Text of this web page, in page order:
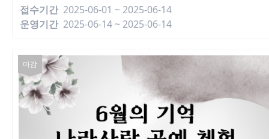
접수기간 2025-06-01 ~ 2025-06-14
운영기간 2025-06-14 ~ 2025-06-14
마감